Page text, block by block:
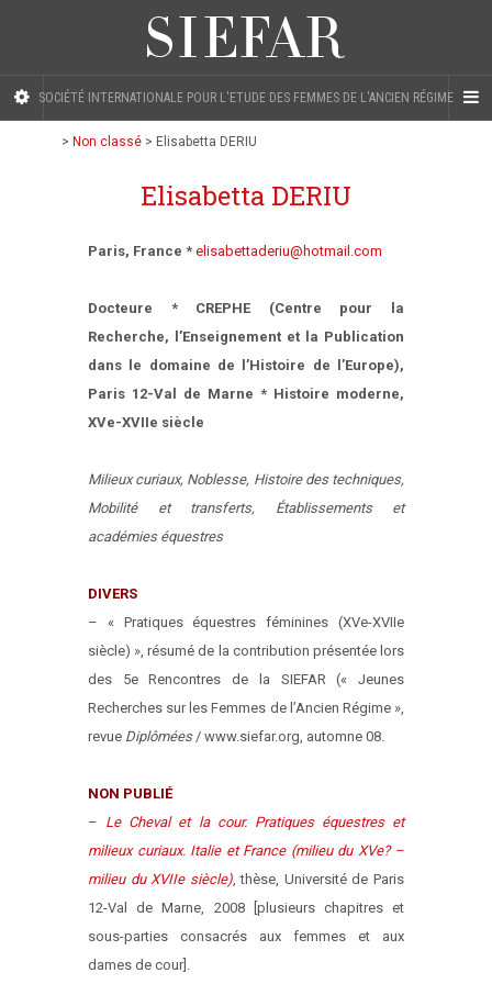
SOCIÉTÉ INTERNATIONALE POUR L'ETUDE DES FEMMES DE L'ANCIEN RÉGIME
> Non classé > Elisabetta DERIU
Elisabetta DERIU
Paris, France * elisabettaderiu@hotmail.com
Docteure * CREPHE (Centre pour la
Recherche, l’Enseignement et la Publication
dans le domaine de l’Histoire de l’Europe),
Paris 12-Val de Marne * Histoire moderne,
XVe-XVIIe siècle
Milieux curiaux, Noblesse, Histoire des techniques,
Mobilité et transferts, Établissements et
académies équestres
DIVERS
– « Pratiques équestres féminines (XVe-XVIIe
siècle) », résumé de la contribution présentée lors
des 5e Rencontres de la SIEFAR (« Jeunes
Recherches sur les Femmes de l’Ancien Régime »,
revue Diplômées/ www.siefar.org, automne 08.
NON PUBLIÉ
– Le Cheval et la cour. Pratiques équestres et
milieux curiaux. Italie et France (milieu du XVe? –
milieu du XVIIe siècle), thèse, Université de Paris
12-Val de Marne, 2008 [plusieurs chapitres et
sous-parties consacrés aux femmes et aux
dames de cour].